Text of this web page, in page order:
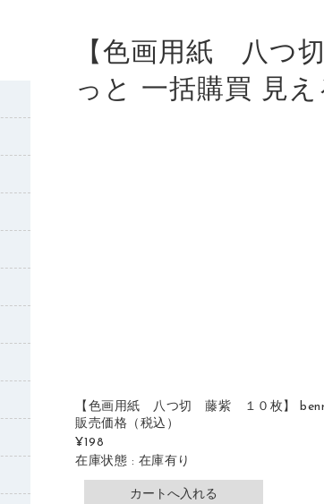
【色画用紙 八つ
っと 一括購買 見え
【色画用紙 八つ切 藤紫 １０枚】
販売価格 （税込）
¥198
在庫状態 : 在庫有り